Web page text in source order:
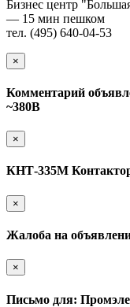
Бизнес центр
— 15 мин пешком
тел. (495) 640-04-53
×
Комментарий
~380В
×
КНТ-335М
×
Жалоба на
×
Письмо для: